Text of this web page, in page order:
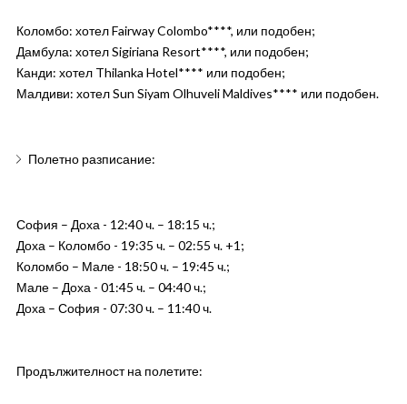
Коломбо: хотел Fairway Colombo****, или подобен;
Дамбула: хотел Sigiriana Resort****, или подобен;
Канди: хотел Thilanka Hotel**** или подобен;
Малдиви: хотел Sun Siyam Olhuveli Maldives**** или подобен.
Полетно разписание:
София – Доха - 12:40 ч. – 18:15 ч.;
Доха – Коломбо - 19:35 ч. – 02:55 ч. +1;
Коломбо – Мале - 18:50 ч. – 19:45 ч.;
Мале – Доха - 01:45 ч. – 04:40 ч.;
Доха – София - 07:30 ч. – 11:40 ч.
Продължителност на полетите: